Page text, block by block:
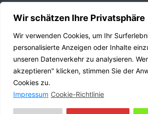
Wir schätzen Ihre Privatsphäre
Wir verwenden Cookies, um Ihr
personalisierte Anzeigen oder Inhalte
unseren Datenverkehr zu analysieren.
akzeptieren" klicken, stimmen Sie der
Cookies zu.
Impressum Cookie-Richtlinie
Messezimmer-Koeln.eu
Gebäudereinigung-Aachen.com
BestImWeb24.de
Webdesign Agentur
Shopverzeichnis